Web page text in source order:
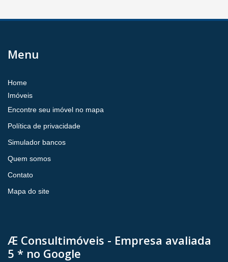
Menu
Home
Imóveis
Encontre seu imóvel no mapa
Política de privacidade
Simulador bancos
Quem somos
Contato
Mapa do site
Æ Consultimóveis - Empresa avaliada
5 * no Google